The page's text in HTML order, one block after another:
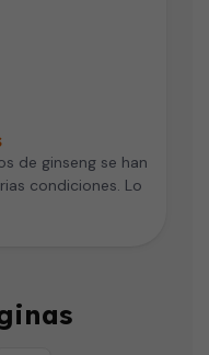
de ginseng se han
condiciones. Lo